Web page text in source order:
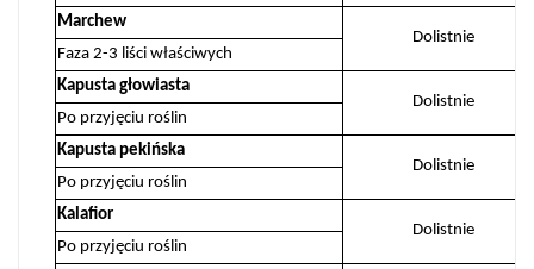
Marchew
Dolistnie
Faza 2-3 liści właściwych
Kapusta głowiasta
Dolistnie
Po przyjęciu roślin
Kapusta pekińska
Dolistnie
Po przyjęciu roślin
Kalafior
Dolistnie
Po przyjęciu roślin